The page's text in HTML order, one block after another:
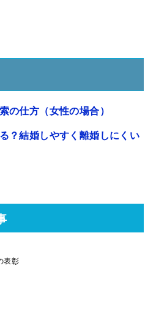
の仕方（女性の場合）
？結婚しやすく離婚しにくい
表彰